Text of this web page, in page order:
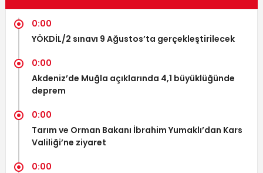
0:00
YÖKDİL/2 sınavı 9 Ağustos’ta gerçekleştirilecek
0:00
Akdeniz’de Muğla açıklarında 4,1 büyüklüğünde
deprem
0:00
Tarım ve Orman Bakanı İbrahim Yumaklı’dan Kars
Valiliği’ne ziyaret
0:00